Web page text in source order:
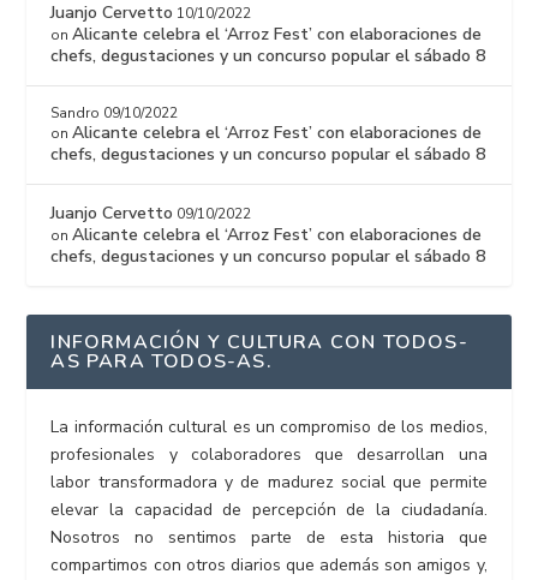
Juanjo Cervetto 10/10/2022
onAlicante celebra el ‘Arroz Fest’ con elaboraciones de
chefs, degustaciones y un concurso popular el sábado 8
Sandro 09/10/2022
onAlicante celebra el ‘Arroz Fest’ con elaboraciones de
chefs, degustaciones y un concurso popular el sábado 8
Juanjo Cervetto 09/10/2022
onAlicante celebra el ‘Arroz Fest’ con elaboraciones de
chefs, degustaciones y un concurso popular el sábado 8
INFORMACIÓN Y CULTURA CON TODOS-
AS PARA TODOS-AS.
La información cultural es un compromiso de los medios,
profesionales y colaboradores que desarrollan una
labor transformadora y de madurez social que permite
elevar la capacidad de percepción de la ciudadanía.
Nosotros no sentimos parte de esta historia que
compartimos con otros diarios que además son amigos y,